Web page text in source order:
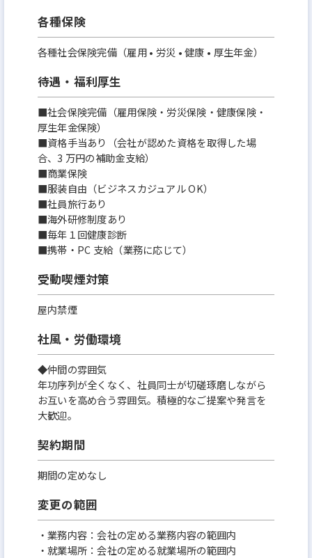
各種保険
各種社会保険完備（雇用 • 労災 • 健康 • 厚生年金）
待遇・福利厚生
■社会保険完備（雇用保険・労災保険・健康保険・
厚生年金保険）
■資格手当あり（会社が認めた資格を取得した場
合、3 万円の補助金支給）
■商業保険
■服装自由（ビジネスカジュアル OK）
■社員旅行あり
■海外研修制度あり
■毎年１回健康診断
■携帯・PC 支給（業務に応じて）
受動喫煙対策
屋内禁煙
社風・労働環境
◆仲間の雰囲気
年功序列が全くなく、社員同士が切磋琢磨しながら
お互いを高め合う雰囲気。積極的なご提案や発言を
大歓迎。
契約期間
期間の定めなし
変更の範囲
・業務内容：会社の定める業務内容の範囲内
・就業場所：会社の定める就業場所の範囲内